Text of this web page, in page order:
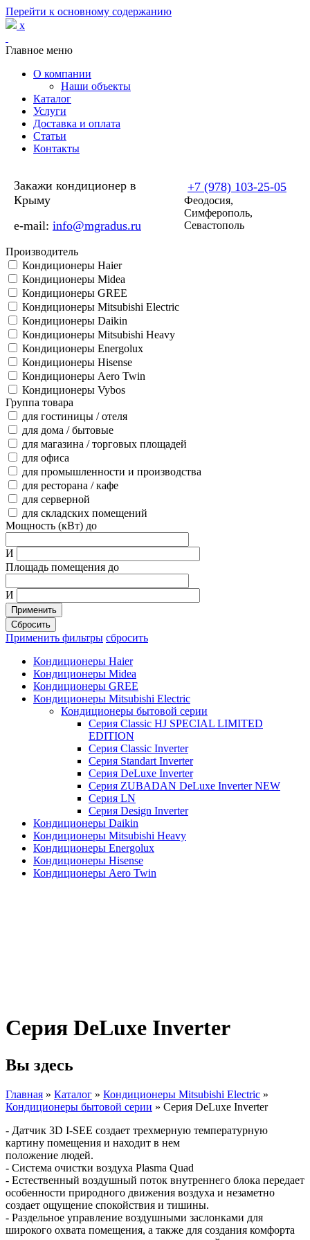
Перейти к основному содержанию
x
Главное меню
О компании
Наши объекты
Каталог
Услуги
Доставка и оплата
Статьи
Контакты
Закажи кондиционер в
Крыму
e-mail: info@mgradus.ru
+7 (978) 103-25-05
Феодосия,
Симферополь,
Севастополь
Производитель
Кондиционеры Haier
Кондиционеры Midea
Кондиционеры GREE
Кондиционеры Mitsubishi Electric
Кондиционеры Daikin
Кондиционеры Mitsubishi Heavy
Кондиционеры Energolux
Кондиционеры Hisense
Кондиционеры Aero Twin
Кондиционеры Vybos
Группа товара
для гостиницы / отеля
для дома / бытовые
для магазина / торговых площадей
для офиса
для промышленности и производства
для ресторана / кафе
для серверной
для складских помещений
Мощность (кВт) до
И
Площадь помещения до
И
Применить
Сбросить
Применить фильтры сбросить
Кондиционеры Haier
Кондиционеры Midea
Кондиционеры GREE
Кондиционеры Mitsubishi Electric
Кондиционеры бытовой серии
Серия Classic HJ SPECIAL LIMITED
EDITION
Серия Classic Inverter
Серия Standart Inverter
Серия DeLuxe Inverter
Серия ZUBADAN DeLuxe Inverter NEW
Серия LN
Серия Design Inverter
Кондиционеры Daikin
Кондиционеры Mitsubishi Heavy
Кондиционеры Energolux
Кондиционеры Hisense
Кондиционеры Aero Twin
Серия DeLuxe Inverter
Вы здесь
Главная » Каталог » Кондиционеры Mitsubishi Electric »
Кондиционеры бытовой серии » Серия DeLuxe Inverter
- Датчик 3D I-SEE создает трехмерную температурную
картину помещения и находит в нем
положение людей.
- Система очистки воздуха Plasma Quad
- Естественный воздушный поток внутреннего блока передает
особенности природного движения воздуха и незаметно
создает ощущение спокойствия и тишины.
- Раздельное управление воздушными заслонками для
широкого охвата помещения, а также для создания комфорта